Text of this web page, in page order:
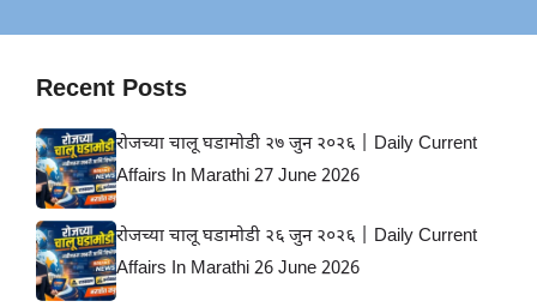
Recent Posts
रोजच्या चालू घडामोडी २७ जुन २०२६ | Daily Current
Affairs In Marathi 27 June 2026
रोजच्या चालू घडामोडी २६ जुन २०२६ | Daily Current
Affairs In Marathi 26 June 2026